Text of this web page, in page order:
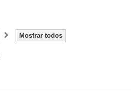
Mostrar todos